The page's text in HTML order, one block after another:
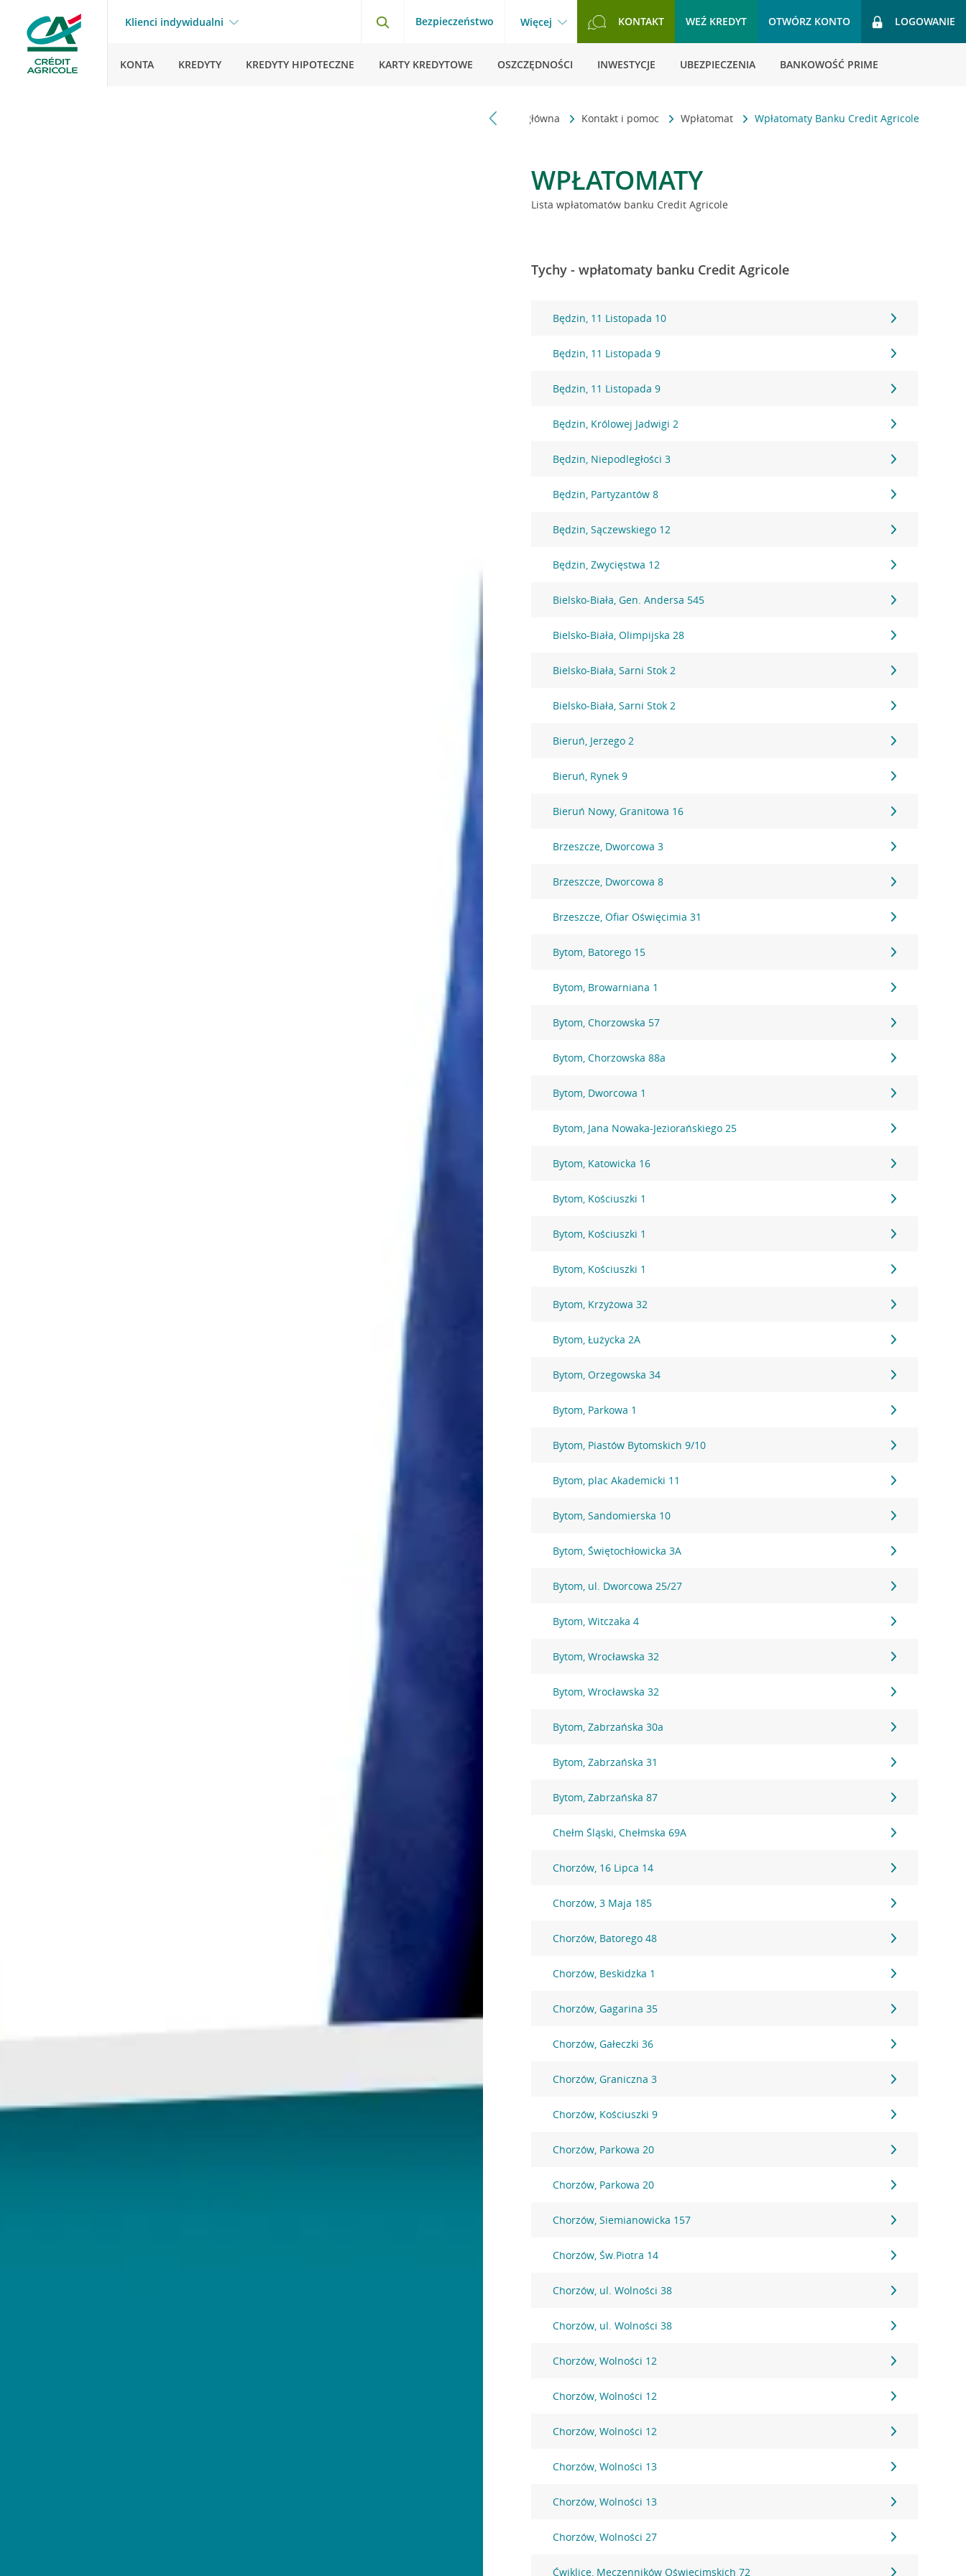
Klienci indywidualni Bezpieczeństwo Więcej KONTAKT WEŹ KREDYT OTWÓRZ KONTO LOGOWANIE
KONTA KREDYTY KREDYTY HIPOTECZNE KARTY KREDYTOWE OSZCZĘDNOŚCI INWESTYCJE UBEZPIECZENIA BANKOWOŚĆ PRIME
Strona główna Kontakt i pomoc Wpłatomat Wpłatomaty Banku Credit Agricole
WPŁATOMATY
Lista wpłatomatów banku Credit Agricole
Tychy - wpłatomaty banku Credit Agricole
Będzin, 11 Listopada 10
Będzin, 11 Listopada 9
Będzin, 11 Listopada 9
Będzin, Królowej Jadwigi 2
Będzin, Niepodległości 3
Będzin, Partyzantów 8
Będzin, Sączewskiego 12
Będzin, Zwycięstwa 12
Bielsko-Biała, Gen. Andersa 545
Bielsko-Biała, Olimpijska 28
Bielsko-Biała, Sarni Stok 2
Bielsko-Biała, Sarni Stok 2
Bieruń, Jerzego 2
Bieruń, Rynek 9
Bieruń Nowy, Granitowa 16
Brzeszcze, Dworcowa 3
Brzeszcze, Dworcowa 8
Brzeszcze, Ofiar Oświęcimia 31
Bytom, Batorego 15
Bytom, Browarniana 1
Bytom, Chorzowska 57
Bytom, Chorzowska 88a
Bytom, Dworcowa 1
Bytom, Jana Nowaka-Jeziorańskiego 25
Bytom, Katowicka 16
Bytom, Kościuszki 1
Bytom, Kościuszki 1
Bytom, Kościuszki 1
Bytom, Krzyżowa 32
Bytom, Łużycka 2A
Bytom, Orzegowska 34
Bytom, Parkowa 1
Bytom, Piastów Bytomskich 9/10
Bytom, plac Akademicki 11
Bytom, Sandomierska 10
Bytom, Świętochłowicka 3A
Bytom, ul. Dworcowa 25/27
Bytom, Witczaka 4
Bytom, Wrocławska 32
Bytom, Wrocławska 32
Bytom, Zabrzańska 30a
Bytom, Zabrzańska 31
Bytom, Zabrzańska 87
Chełm Śląski, Chełmska 69A
Chorzów, 16 Lipca 14
Chorzów, 3 Maja 185
Chorzów, Batorego 48
Chorzów, Beskidzka 1
Chorzów, Gagarina 35
Chorzów, Gałeczki 36
Chorzów, Graniczna 3
Chorzów, Kościuszki 9
Chorzów, Parkowa 20
Chorzów, Parkowa 20
Chorzów, Siemianowicka 157
Chorzów, Św.Piotra 14
Chorzów, ul. Wolności 38
Chorzów, ul. Wolności 38
Chorzów, Wolności 12
Chorzów, Wolności 12
Chorzów, Wolności 12
Chorzów, Wolności 13
Chorzów, Wolności 13
Chorzów, Wolności 27
Ćwiklice, Męczenników Oświęcimskich 72